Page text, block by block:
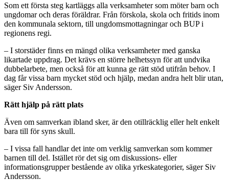
Som ett första steg kartläggs alla verksamheter som möter barn och
ungdomar och deras föräldrar. Från förskola, skola och fritids inom
den kommunala sektorn, till ungdomsmottagningar och BUP i
regionens regi.
– I storstäder finns en mängd olika verksamheter med ganska
likartade uppdrag. Det krävs en större helhetssyn för att undvika
dubbelarbete, men också för att kunna ge rätt stöd utifrån behov. I
dag får vissa barn mycket stöd och hjälp, medan andra helt blir utan,
säger Siv Andersson.
Rätt hjälp på rätt plats
Även om samverkan ibland sker, är den otillräcklig eller helt enkelt
bara till för syns skull.
– I vissa fall handlar det inte om verklig samverkan som kommer
barnen till del. Istället rör det sig om diskussions- eller
informationsgrupper bestående av olika yrkeskategorier, säger Siv
Andersson.